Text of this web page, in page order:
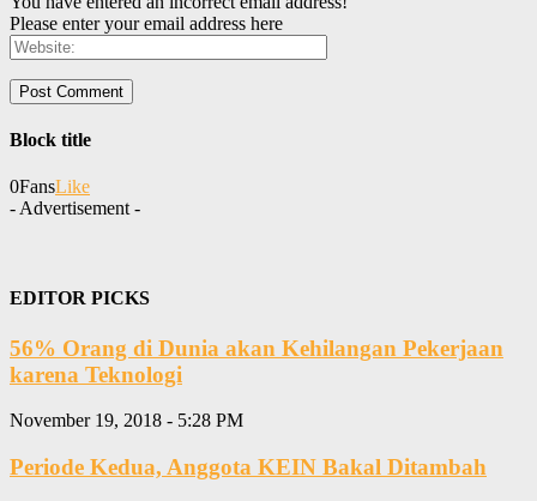
Please enter your email address here
Block title
0FansLike
- Advertisement -
EDITOR PICKS
56% Orang di Dunia akan Kehilangan Pekerjaan
karena Teknologi
November 19, 2018 - 5:28 PM
Periode Kedua, Anggota KEIN Bakal Ditambah